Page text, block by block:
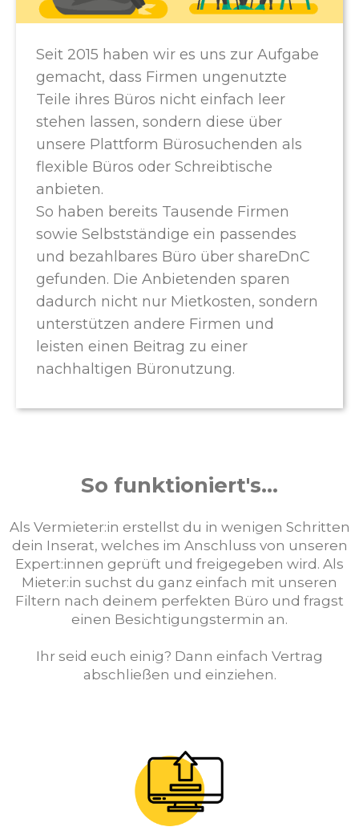
Seit 2015 haben wir es uns zur Aufgabe
gemacht, dass Firmen ungenutzte
Teile ihres Büros nicht einfach leer
stehen lassen, sondern diese über
unsere Plattform Bürosuchenden als
flexible Büros oder Schreibtische
anbieten.
So haben bereits Tausende Firmen
sowie Selbstständige ein passendes
und bezahlbares Büro über shareDnC
gefunden. Die Anbietenden sparen
dadurch nicht nur Mietkosten, sondern
unterstützen andere Firmen und
leisten einen Beitrag zu einer
nachhaltigen Büronutzung.
So funktioniert's...
Als Vermieter:in erstellst du in wenigen Schritten
dein Inserat, welches im Anschluss von unseren
Expert:innen geprüft und freigegeben wird. Als
Mieter:in suchst du ganz einfach mit unseren
Filtern nach deinem perfekten Büro und fragst
einen Besichtigungstermin an.
Ihr seid euch einig? Dann einfach Vertrag
abschließen und einziehen.